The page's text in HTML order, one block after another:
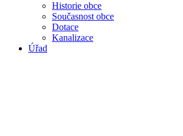
Historie obce
Současnost obce
Dotace
Kanalizace
Úřad